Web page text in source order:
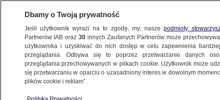
ŚWIAT
Dbamy o Twoją prywatność
Jeśli użytkownik wyrazi na to zgodę, my, naszepodmioty
Partnerów IAB oraz30 innych Zaufanych Partnerów może
użytkownika i uzyskiwać do nich dostęp w celu zapewnienia
przeglądania. Odbywa się to poprzez przetwarzanie danych
przeglądania przechowywanych w plikach cookie. Użytkownik może
się przetwarzaniu w oparciu o uzasadniony interes w dowolnym
plików cookie i reklam”.